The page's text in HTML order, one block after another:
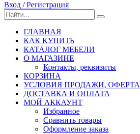
Вход / Регистрация
Search
for:
ГЛАВНАЯ
КАК КУПИТЬ
КАТАЛОГ МЕБЕЛИ
О МАГАЗИНЕ
Контакты, реквизиты
КОРЗИНА
УСЛОВИЯ ПРОДАЖИ, ОФЕРТА
ДОСТАВКА И ОПЛАТА
МОЙ АККАУНТ
Избранное
Сравнить товары
Оформление заказа